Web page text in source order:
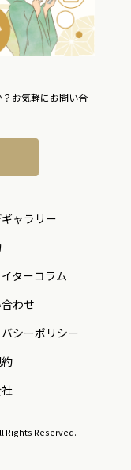
お気軽にお問い合
ャラリー
ターコラム
わせ
シーポリシー
Rights Reserved.